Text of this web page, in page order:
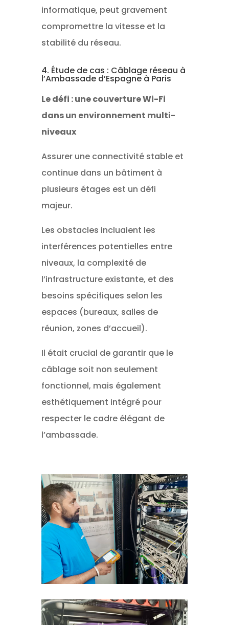
informatique, peut gravement
compromettre la vitesse et la
stabilité du réseau.
4. Étude de cas : Câblage réseau à
l’Ambassade d’Espagne à Paris
Le défi : une couverture Wi-Fi
dans un environnement multi-
niveaux
Assurer une connectivité stable et
continue dans un bâtiment à
plusieurs étages est un défi
majeur.
Les obstacles incluaient les
interférences potentielles entre
niveaux, la complexité de
l’infrastructure existante, et des
besoins spécifiques selon les
espaces (bureaux, salles de
réunion, zones d’accueil).
Il était crucial de garantir que le
câblage soit non seulement
fonctionnel, mais également
esthétiquement intégré pour
respecter le cadre élégant de
l’ambassade.